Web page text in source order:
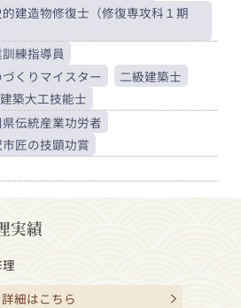
的建造物修復士（修復専攻科１期
練指導員
くりマイスター
二級建築士
築大工技能士
伝統産業功労者
匠の技顕功賞
実績
詳細はこちら